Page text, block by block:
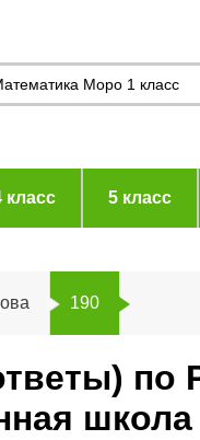
класс 5 класс
190
по
школа